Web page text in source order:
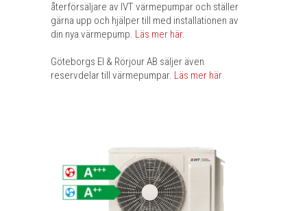
återförsäljare av IVT värmepumpar och ställer
gärna upp och hjälper till med installationen av
din nya värmepump. Läs mer här.
Göteborgs El & Rörjour AB säljer även
reservdelar till värmepumpar. Läs mer här